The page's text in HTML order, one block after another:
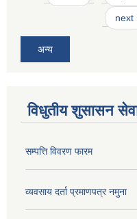
next
अन्य
विधुतीय शुसासन
सम्पत्ति विवरण फारम
व्यवसाय दर्ता प्रमाणपत्र नमुना